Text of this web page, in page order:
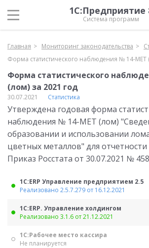
1С:Предприятие
Система программ
Главная Мониторинг законодательства
Форма статистического наблюдения № 14-МЕТ
Форма статистического
(лом) за 2021 год
30.07.2021 Статистика
Утверждена годовая форма
наблюдения № 14-МЕТ (лом)
образовании и использовании
цветных металлов" для отчетности
Приказ Росстата от 30.07.2021 №
1С:ERP Управление предприятием 2.5
Реализовано 2.5.7.279 от 16.12.2021
1С:ERP. Управление холдингом
Реализовано 3.1.6 от 21.12.2021
1С:Рабочее место кассира
Не планируется